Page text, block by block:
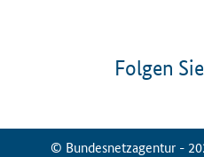
Folgen
© Bundesnetzagentur -